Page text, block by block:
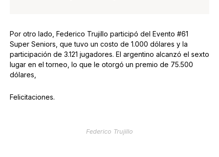
Por otro lado, Federico Trujillo participó del Evento #61
Super Seniors, que tuvo un costo de 1.000 dólares y la
participación de 3.121 jugadores. El argentino alcanzó el sexto
lugar en el torneo, lo que le otorgó un premio de 75.500
dólares,
Felicitaciones.
Federico Trujillo